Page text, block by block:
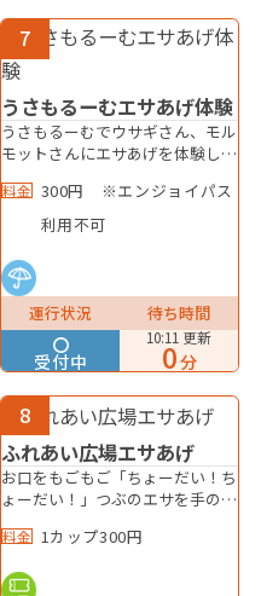
7
うさもるーむエサあげ体験
うさもるーむでウサギさん、モル
モットさんにエサあげを体験して
つさんたちはくいしんぼう！ ※
うさもるーむでのエサあげ体験に
はエンジョイパスはご利用いただ
けません。
料金 300円 ※エンジョイパス
利用不可
運行状況
受付中
待ち時間
10:11 更新
0分
8
ふれあい広場エサあげ
お口をもごもご「ちょーだい！ち
ょーだい！」つぶのエサを手のひ
ん・ヒツジさんもＯＫ！ 手のひ
ンを使ってあげてみてね♪
料金 1カップ300円